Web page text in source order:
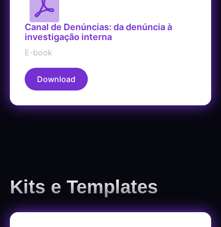
Canal de Denúncias: da denúncia à
investigação interna
E-book
Download
Kits e Templates